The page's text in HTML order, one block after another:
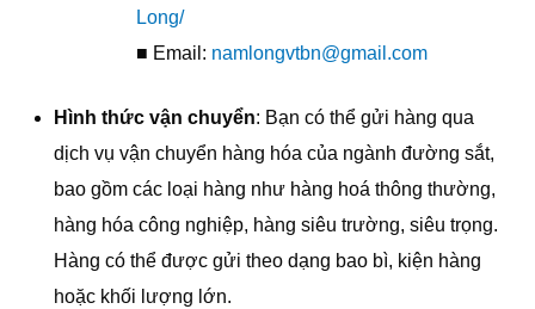
Long/
■ Email: namlongvtbn@gmail.com
Hình thức vận chuyển: Bạn có thể gửi hàng qua
dịch vụ vận chuyển hàng hóa của ngành đường sắt,
bao gồm các loại hàng như hàng hoá thông thường,
hàng hóa công nghiệp, hàng siêu trường, siêu trọng.
Hàng có thể được gửi theo dạng bao bì, kiện hàng
hoặc khối lượng lớn.